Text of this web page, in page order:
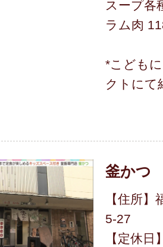
スープ各
ラム肉
*こども
クトにて
釜かつ
【住所
5-27
【定休日